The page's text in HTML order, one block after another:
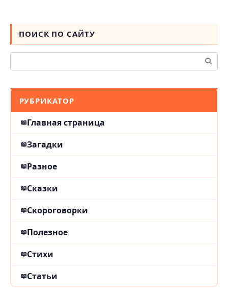
ПОИСК ПО САЙТУ
Поиск:
РУБРИКАТОР
Главная страница
Загадки
Разное
Сказки
Скороговорки
Полезное
Стихи
Статьи